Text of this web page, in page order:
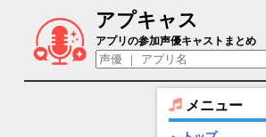
アプキャス
リッツ（声優：青池優
アプリの参加声優キャストまとめ
メニュー